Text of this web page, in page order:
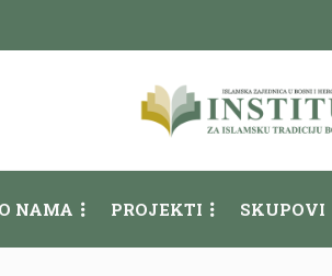
O NAMA PROJEKTI SKUPOVI